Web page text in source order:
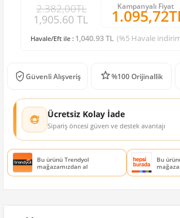
2.382,00TL
1,905.60 TL
Kampanyalı Fiyat
Havale/Eft ile : 1,040.93 TL (%5 Havale
Güvenli Alışveriş %100 Orijinallik
Ücretsiz Kolay İade
Sipariş öncesi güven ve destek avantajı
Bu ürünü Trendyol
mağazamızdan al
Bu